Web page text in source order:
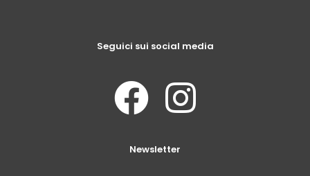
Seguici sui social media
Newsletter